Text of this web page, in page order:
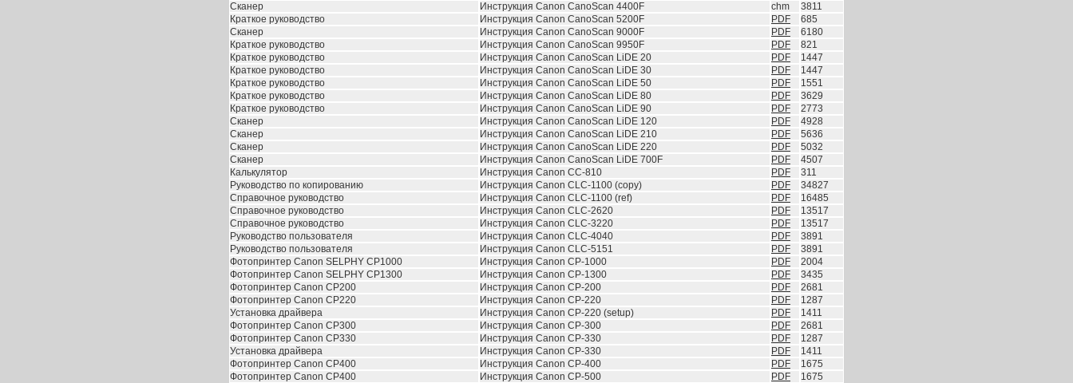
Сканер
Инструкция Canon CanoScan 4400F chm
3811
Краткое руководство
Инструкция Canon CanoScan 5200F PDF
685
Сканер
Инструкция Canon CanoScan 9000F PDF
6180
Краткое руководство
Инструкция Canon CanoScan 9950F PDF
821
Краткое руководство
Инструкция Canon CanoScan LiDE 20 PDF
1447
Краткое руководство
Инструкция Canon CanoScan LiDE 30 PDF
1447
Краткое руководство
Инструкция Canon CanoScan LiDE 50 PDF
1551
Краткое руководство
Инструкция Canon CanoScan LiDE 80 PDF
3629
Краткое руководство
Инструкция Canon CanoScan LiDE 90 PDF
2773
Сканер
Инструкция Canon CanoScan LiDE 120 PDF
4928
Сканер
Инструкция Canon CanoScan LiDE 210 PDF
5636
Сканер
Инструкция Canon CanoScan LiDE 220 PDF
5032
Сканер
Инструкция Canon CanoScan LiDE 700F PDF
4507
Калькулятор
Инструкция Canon CC-810 PDF
311
Руководство по копированию
Инструкция Canon CLC-1100 (copy) PDF
34827
Справочное руководство
Инструкция Canon CLC-1100 (ref) PDF
16485
Справочное руководство
Инструкция Canon CLC-2620 PDF
13517
Справочное руководство
Инструкция Canon CLC-3220 PDF
13517
Руководство пользователя
Инструкция Canon CLC-4040 PDF
3891
Руководство пользователя
Инструкция Canon CLC-5151 PDF
3891
Фотопринтер Canon SELPHY CP1000
Инструкция Canon CP-1000 PDF
2004
Фотопринтер Canon SELPHY CP1300
Инструкция Canon CP-1300 PDF
3435
Фотопринтер Canon CP200
Инструкция Canon CP-200 PDF
2681
Фотопринтер Canon CP220
Инструкция Canon CP-220 PDF
1287
Установка драйвера
Инструкция Canon CP-220 (setup) PDF
1411
Фотопринтер Canon CP300
Инструкция Canon CP-300 PDF
2681
Фотопринтер Canon CP330
Инструкция Canon CP-330 PDF
1287
Установка драйвера
Инструкция Canon CP-330 PDF
1411
Фотопринтер Canon CP400
Инструкция Canon CP-400 PDF
1675
Фотопринтер Canon CP400
Инструкция Canon CP-500 PDF
1675